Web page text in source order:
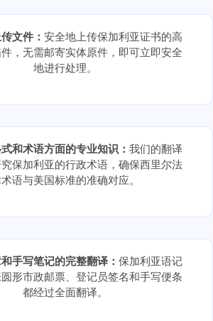
文件：安全地上传保加利亚证书的高
，无需邮寄实体原件，即可立即安全
地进行处理。
和术语方面的专业知识：我们的翻译
保加利亚的行政术语，确保西里尔法
语与美国标准的准确对应。
手写笔记的完整翻译：保加利亚语记
形市政邮票、登记员签名和手写便条
都经过全面翻译。